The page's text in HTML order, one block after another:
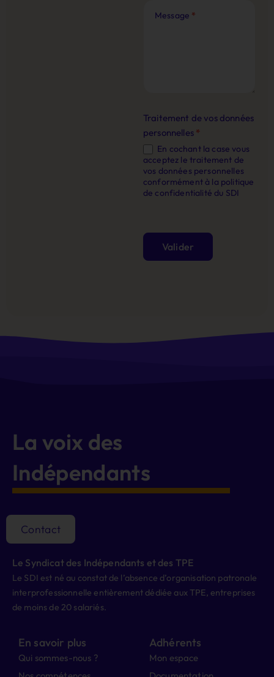
Message *
Traitement de vos données
personnelles *
En cochant la case vous
acceptez le traitement de
vos données personnelles
conformément à la politique
de confidentialité du SDI
Valider
La voix des
Indépendants
Contact
Le Syndicat des Indépendants et des TPE
Le SDI est né au constat de l’absence d’organisation patronale
interprofessionnelle entièrement dédiée aux TPE, entreprises
de moins de 20 salariés.
En savoir plus
Qui sommes-nous ?
Adhérents
Mon espace